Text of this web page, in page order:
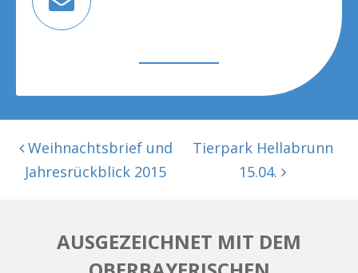
Weihnachtsbrief und
Jahresrückblick 2015
Tierpark Hellabrunn
15.04.
AUSGEZEICHNET MIT DEM